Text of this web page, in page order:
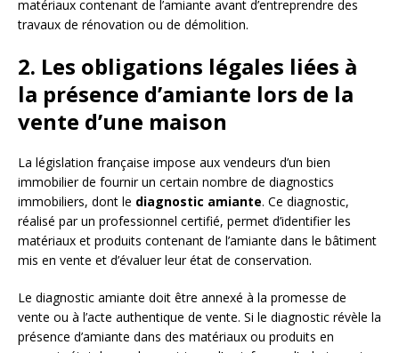
matériaux contenant de l’amiante avant d’entreprendre des
travaux de rénovation ou de démolition.
2. Les obligations légales liées à
la présence d’amiante lors de la
vente d’une maison
La législation française impose aux vendeurs d’un bien
immobilier de fournir un certain nombre de diagnostics
immobiliers, dont le diagnostic amiante. Ce diagnostic,
réalisé par un professionnel certifié, permet d’identifier les
matériaux et produits contenant de l’amiante dans le bâtiment
mis en vente et d’évaluer leur état de conservation.
Le diagnostic amiante doit être annexé à la promesse de
vente ou à l’acte authentique de vente. Si le diagnostic révèle la
présence d’amiante dans des matériaux ou produits en